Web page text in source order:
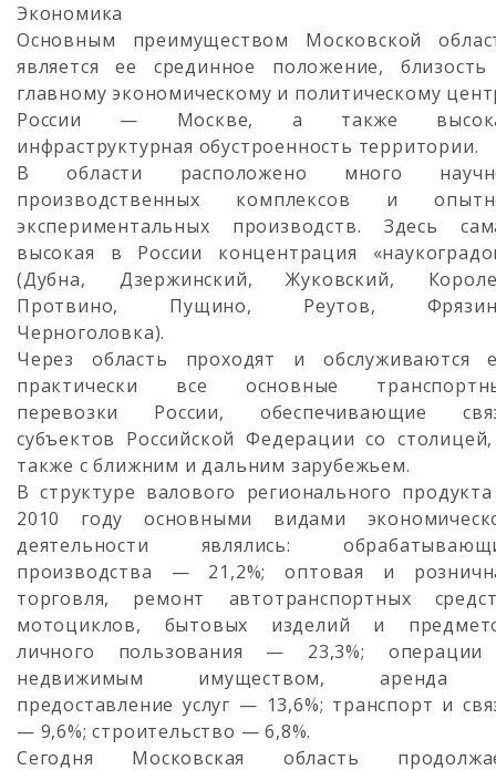
Экономика
Основным преимуществом Московской
является ее срединное положение,
главному экономическому и политическому
России — Москве, а также
инфраструктурная обустроенность территории.
В области расположено много
производственных комплексов и
экспериментальных производств. Здесь
высокая в России концентрация
(Дубна, Дзержинский, Жуковский,
Протвино, Пущино, Реутов,
Черноголовка).
Через область проходят и обслуживаются
практически все основные
перевозки России, обеспечивающие
субъектов Российской Федерации со
также с ближним и дальним зарубежьем.
В структуре валового регионального
2010 году основными видами
деятельности являлись:
производства — 21,2%; оптовая и
торговля, ремонт автотранспортных
мотоциклов, бытовых изделий и
личного пользования — 23,3%;
недвижимым имуществом, аренда
предоставление услуг — 13,6%; транспорт и
— 9,6%; строительство — 6,8%.
Сегодня Московская область